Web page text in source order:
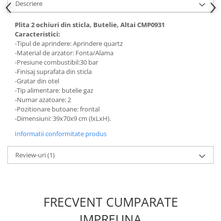
Hote bucatarie
Consumabile
Hota tavan
Hote cupolare
Hote decorative
Hote incorporabile
Hote insula
Hote telescopice
Hote traditionale
uscatoare
Masini automate de spalat rufe
Uscatoare de rufe
Descriere
Plita 2 ochiuri din sticla, Butelie, Altai CMP0931
Caracteristici:
-Tipul de aprindere: Aprindere quartz
-Material de arzator: Fonta/Alama
-Presiune combustibil:30 bar
-Finisaj suprafata din sticla
-Gratar din otel
-Tip alimentare: butelie gaz
-Numar azatoare: 2
-Pozitionare butoane: frontal
-Dimensiuni: 39x70x9 cm (lxLxH).
Informatii conformitate produs
Review-uri(1)
FRECVENT CUMPARATE